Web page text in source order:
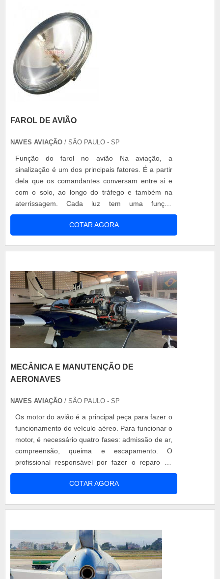
FAROL DE AVIÃO
NAVES AVIAÇÃO / SÃO PAULO - SP
Função do farol no avião Na aviação, a
sinalização é um dos principais fatores. É a partir
dela que os comandantes conversam entre si e
com o solo, ao longo do tráfego e também na
aterrissagem. Cada luz tem uma função
específica, em um bom exemplo nesse sentido é
o farol de avião. O farol é um equipamento de
fundamental importância, cuja função é sinalizar o
COTAR AGORA
MECÂNICA E MANUTENÇÃO DE
AERONAVES
NAVES AVIAÇÃO / SÃO PAULO - SP
Os motor do avião é a principal peça para fazer o
funcionamento do veículo aéreo. Para funcionar o
motor, é necessário quatro fases: admissão de ar,
compreensão, queima e escapamento. O
profissional responsável por fazer o reparo de
todos os equipamentos são responsáveis por
fazer a manutenção preventiva e corretiva de
aeronaves, por isso a necessidade mecânica e
COTAR AGORA